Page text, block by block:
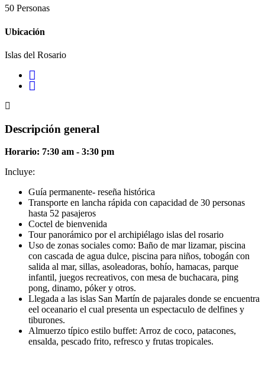
50 Personas
Ubicación
Islas del Rosario
Descripción general
Horario: 7:30 am - 3:30 pm
Incluye:
Guía permanente- reseña histórica
Transporte en lancha rápida con capacidad de 30 personas
hasta 52 pasajeros
Coctel de bienvenida
Tour panorámico por el archipiélago islas del rosario
Uso de zonas sociales como: Baño de mar lizamar, piscina
con cascada de agua dulce, piscina para niños, tobogán con
salida al mar, sillas, asoleadoras, bohío, hamacas, parque
infantil, juegos recreativos, con mesa de buchacara, ping
pong, dinamo, póker y otros.
Llegada a las islas San Martín de pajarales donde se encuentra
eel oceanario el cual presenta un espectaculo de delfines y
tiburones.
Almuerzo típico estilo buffet: Arroz de coco, patacones,
ensalda, pescado frito, refresco y frutas tropicales.